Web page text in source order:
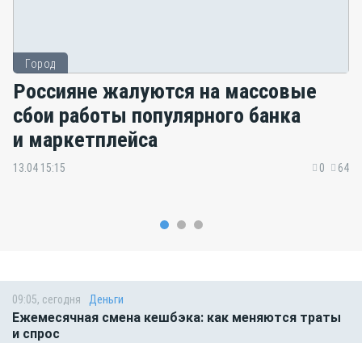
Город
Россияне жалуются на массовые
сбои работы популярного банка
и маркетплейса
13.04 15:15 0 64
09:05, сегодня Деньги
Ежемесячная смена кешбэка: как меняются траты
и спрос